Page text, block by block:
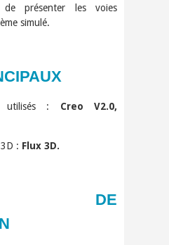
de présenter les voies
simulé.
utilisés : Creo V2.0,
: Flux 3D.
DE